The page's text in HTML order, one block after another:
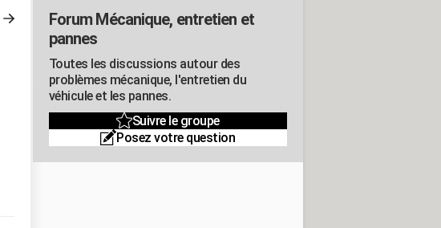
Forum Mécanique, entretien et
pannes
Toutes les discussions autour des
problèmes mécanique, l'entretien du
véhicule et les pannes.
Suivre le groupe
Posez votre question